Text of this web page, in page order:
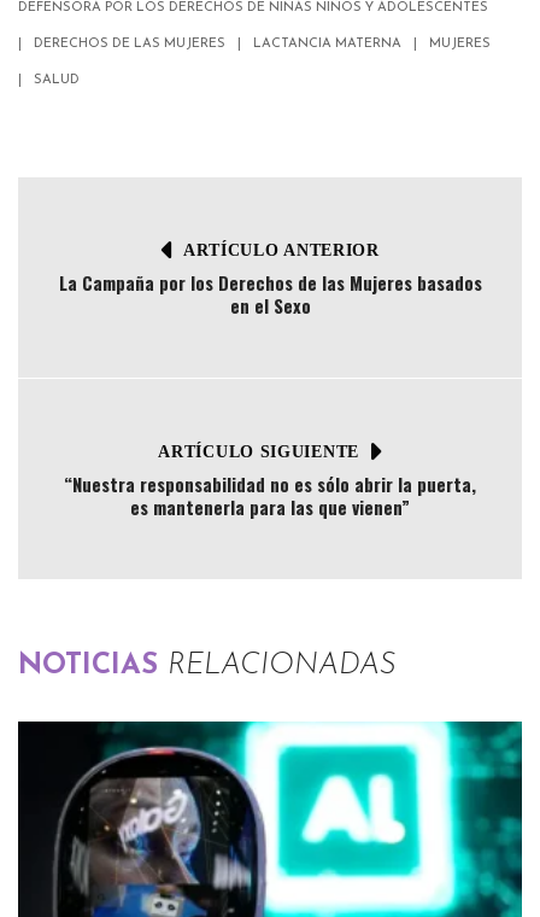
DEFENSORA POR LOS DERECHOS DE NIÑAS NIÑOS Y ADOLESCENTES
DERECHOS DE LAS MUJERES LACTANCIA MATERNA MUJERES
SALUD
ARTÍCULO ANTERIOR
La Campaña por los Derechos de las Mujeres basados
en el Sexo
ARTÍCULO SIGUIENTE
“Nuestra responsabilidad no es sólo abrir la puerta,
es mantenerla para las que vienen”
NOTICIAS RELACIONADAS